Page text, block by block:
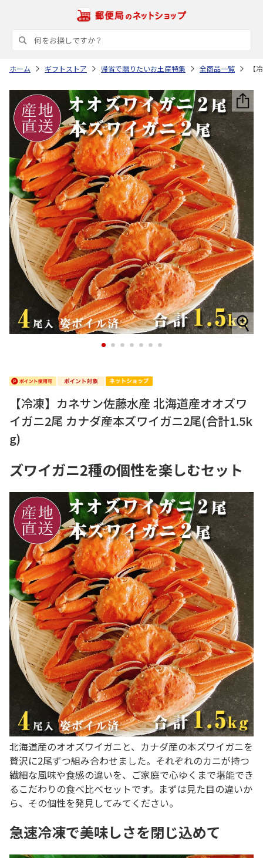
ホーム ギフトストア 帰省で贈りたいお土産特集 全商品一覧 【
1 2 3 4 5 6 7
【冷凍】カネサン佐藤水産 北海道産オオズワ
イガニ2尾 カナダ産本ズワイガニ2尾(合計1.5k
g)
ズワイガニ2種の個性を楽しむセット
北海道産のオオズワイガニと、カナダ産の本ズワイガニを
贅沢に2尾ずつ組み合わせました。それぞれのカニが持つ
繊細な風味や食感の違いを、ご家庭で心ゆくまで堪能でき
るこだわりの食べ比べセットです。まずは見た目の違いか
ら、その個性を発見してみてください。
急速冷凍で美味しさを閉じ込めて